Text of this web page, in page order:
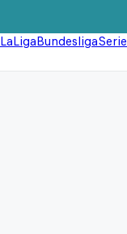
LaLigaBundesliga